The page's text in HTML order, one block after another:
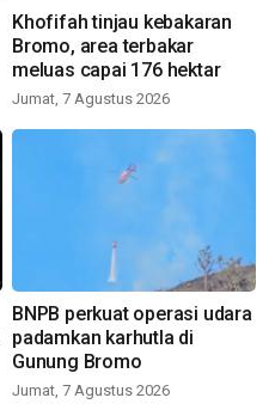
Khofifah tinjau kebakaran
Bromo, area terbakar
meluas capai 176 hektar
Jumat, 7 Agustus 2026
BNPB perkuat operasi udara
padamkan karhutla di
Gunung Bromo
Jumat, 7 Agustus 2026